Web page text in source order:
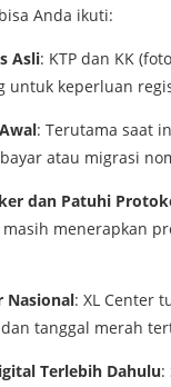
Anda ikuti:
Asli: KTP dan KK
untuk keperluan
: Terutama saat
atau migrasi
dan Patuhi
menerapkan
Nasional: XL Center
tanggal merah
Terlebih Dahulu: